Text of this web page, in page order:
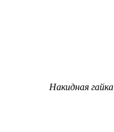
Накидная гайка